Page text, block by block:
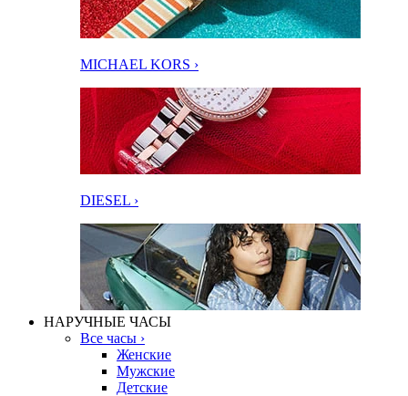
MICHAEL KORS ›
DIESEL ›
НАРУЧНЫЕ ЧАСЫ
Все часы ›
Женские
Мужские
Детские